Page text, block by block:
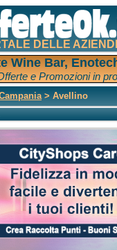
DELLE
Wine Bar,
e Promozioni in
> Avellino